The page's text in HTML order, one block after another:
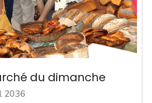
du dimanche
2036